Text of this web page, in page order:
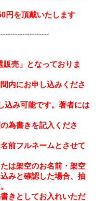
円を頂戴いたします
売」となっておりま
内にお申し込みくださ
み可能です。 著者には
為書きを記入くださ
前フルネームとさせて
は架空のお名前・架空
みと確認した場合、抽
きとしてお入れいただ